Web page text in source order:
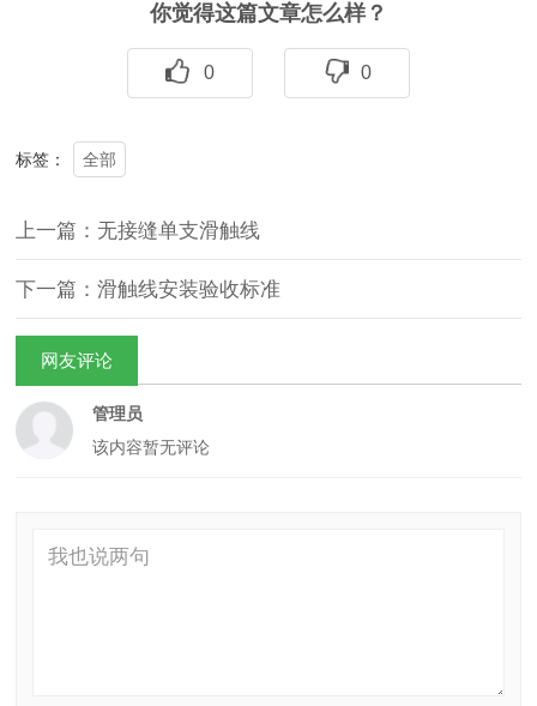
你觉得这篇文章怎么样？
0 0
标签： 全部
上一篇：无接缝单支滑触线
下一篇：滑触线安装验收标准
网友评论
管理员
该内容暂无评论